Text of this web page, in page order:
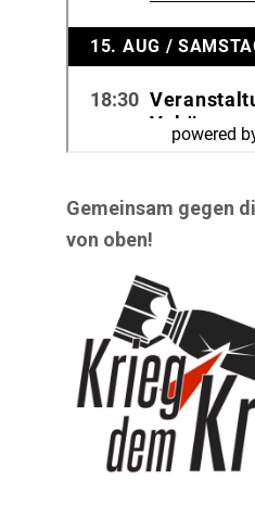
Gemeinsam gegen
von oben!